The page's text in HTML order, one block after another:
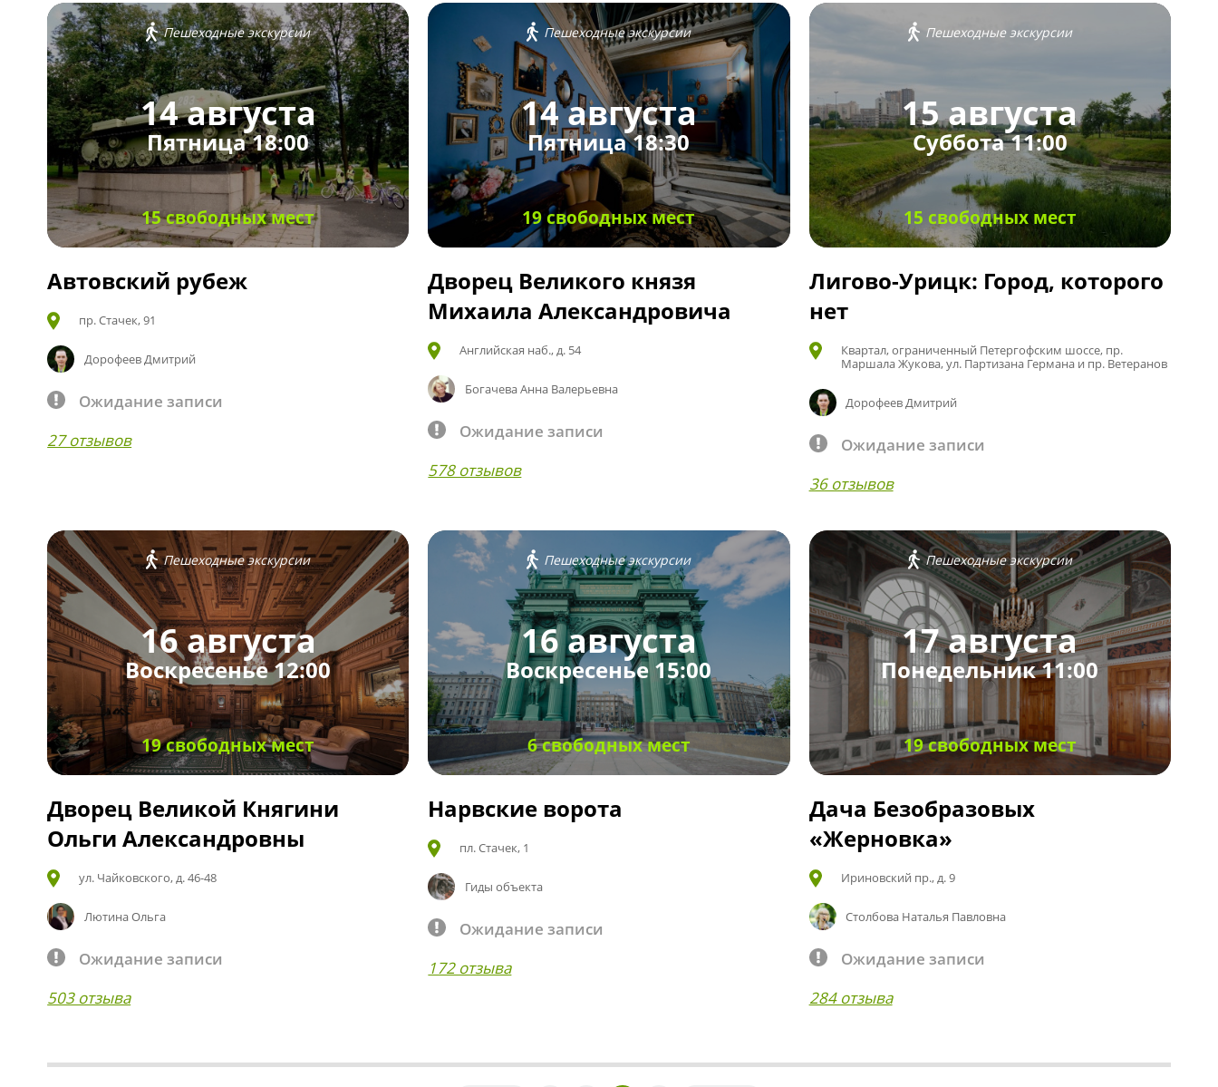
Пешеходные экскурсии
14 августа
Пятница 18:00
15 свободных мест
Автовский рубеж
пр. Стачек, 91
Дорофеев Дмитрий
Ожидание записи
27 отзывов
Пешеходные экскурсии
14 августа
Пятница 18:30
19 свободных мест
Дворец Великого князя
Михаила Александровича
Английская наб., д. 54
Богачева Анна Валерьевна
Ожидание записи
578 отзывов
Пешеходные экскурсии
15 августа
Суббота 11:00
15 свободных мест
Лигово-Урицк: Город, которого
нет
Квартал, ограниченный Петергофским шоссе, пр.
Маршала Жукова, ул. Партизана Германа и пр. Ветеранов
Дорофеев Дмитрий
Ожидание записи
36 отзывов
Пешеходные экскурсии
16 августа
Воскресенье 12:00
19 свободных мест
Дворец Великой Княгини
Ольги Александровны
ул. Чайковского, д. 46-48
Лютина Ольга
Ожидание записи
503 отзыва
Пешеходные экскурсии
16 августа
Воскресенье 15:00
6 свободных мест
Нарвские ворота
пл. Стачек, 1
Гиды объекта
Ожидание записи
172 отзыва
Пешеходные экскурсии
17 августа
Понедельник 11:00
19 свободных мест
Дача Безобразовых
«Жерновка»
Ириновский пр., д. 9
Столбова Наталья Павловна
Ожидание записи
284 отзыва